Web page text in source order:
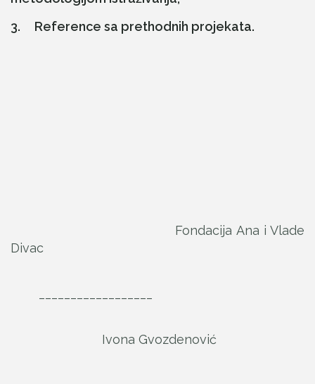
3. Reference sa prethodnih projekata.
Fondacija Ana i Vlade
Divac
Ivona Gvozdenović